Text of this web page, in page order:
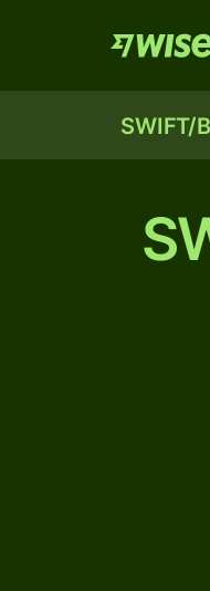
SWIFT/